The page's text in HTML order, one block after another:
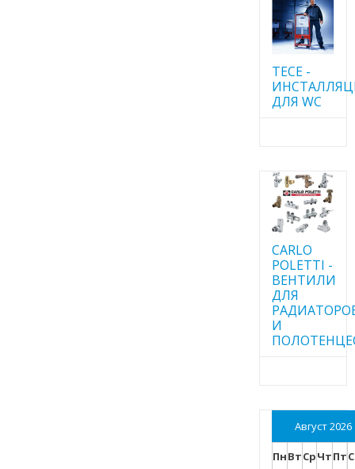
TECE -
ДЛЯ WC
CARLO
POLETTI -
ВЕНТИЛИ
ДЛЯ
И
Август 2026
ПнВтСрЧтПт